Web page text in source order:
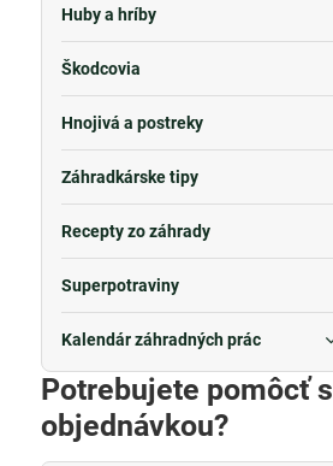
Huby a hríby
Škodcovia
Hnojivá a postreky
Záhradkárske tipy
Recepty zo záhrady
Superpotraviny
Kalendár záhradných prác
Potrebujete pomôcť s
objednávkou?